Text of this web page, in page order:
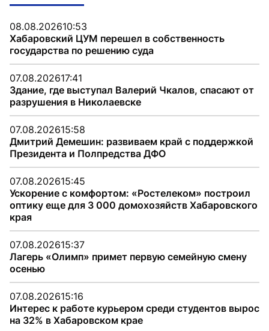
08.08.202610:53
Хабаровский ЦУМ перешел в собственность
государства по решению суда
07.08.202617:41
Здание, где выступал Валерий Чкалов, спасают от
разрушения в Николаевске
07.08.202615:58
Дмитрий Демешин: развиваем край с поддержкой
Президента и Полпредства ДФО
07.08.202615:45
Ускорение с комфортом: «Ростелеком» построил
оптику еще для 3 000 домохозяйств Хабаровского
края
07.08.202615:37
Лагерь «Олимп» примет первую семейную смену
осенью
07.08.202615:16
Интерес к работе курьером среди студентов вырос
на 32% в Хабаровском крае